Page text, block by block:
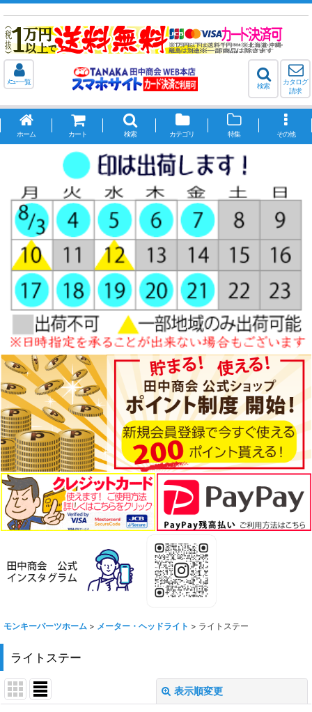
ﾒﾆｭｰ一覧
検索
カタログ
請求
ホーム カート 検索 カテゴリ 特集 その他
モンキーパーツホーム > メーター・ヘッドライト > ライトステー
ライトステー
表示順変更